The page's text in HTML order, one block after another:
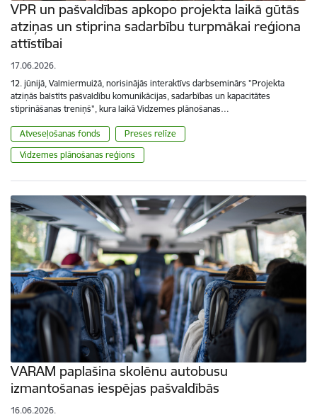
VPR un pašvaldības apkopo projekta laikā gūtās
atziņas un stiprina sadarbību turpmākai reģiona
attīstībai
17.06.2026.
12. jūnijā, Valmiermuižā, norisinājās interaktīvs darbseminārs "Projekta
atziņās balstīts pašvaldību komunikācijas, sadarbības un kapacitātes
stiprināšanas treniņš", kura laikā Vidzemes plānošanas…
Atveseļošanas fonds
Preses relīze
Vidzemes plānošanas reģions
VARAM paplašina skolēnu autobusu
izmantošanas iespējas pašvaldībās
16.06.2026.